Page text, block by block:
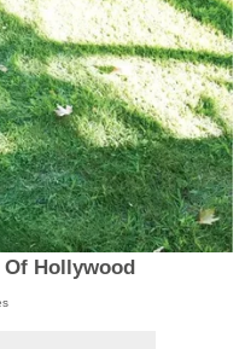
Of Hollywood